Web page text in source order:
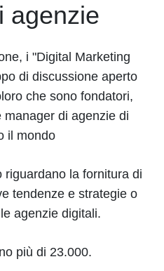
agenzie
i "Digital Marketing
di discussione aperto
che sono fondatori,
di agenzie di
il mondo
riguardano la fornitura di
tendenze e strategie o
agenzie digitali.
più di 23.000.